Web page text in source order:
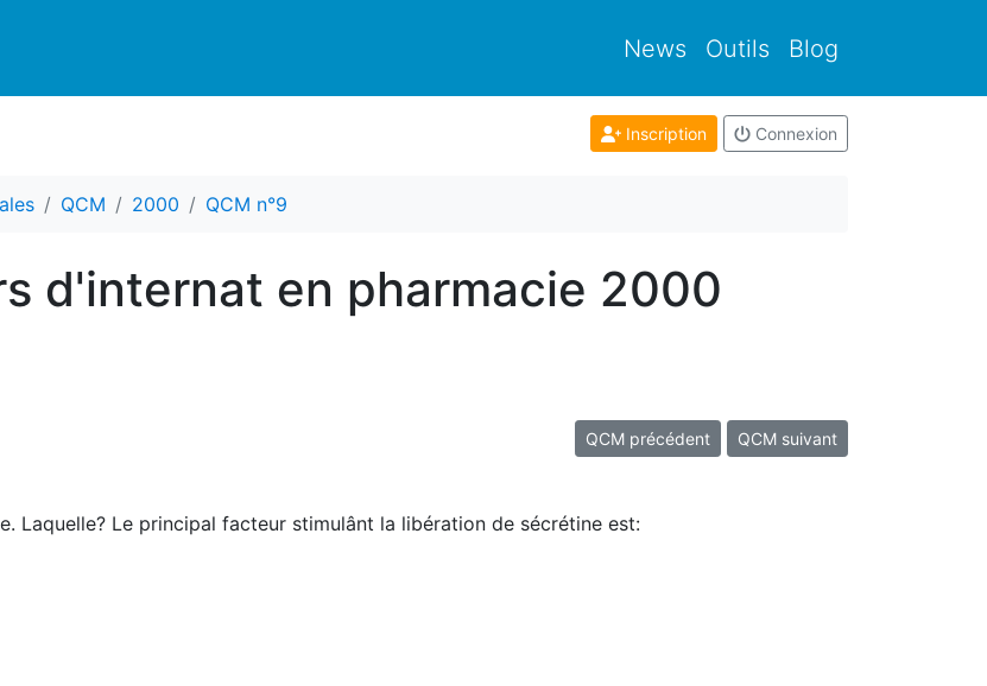
News Outils Blog
Inscription Connexion
QCM 2000 QCM n°9
d'internat en pharmacie 2000
QCM précédent QCM suivant
Laquelle? Le principal facteur stimulânt la libération de sécrétine est: